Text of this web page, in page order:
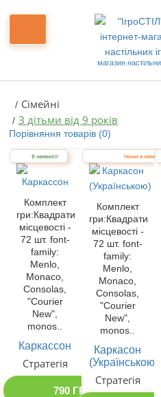
магазин
Сімейні
З дітьми від 9 років
Порівняння товарів (0)
В наявності
Комплект
гри:Квадрати
місцевості -
72 шт. font-
family:
Menlo,
Monaco,
Consolas,
"Courier
New",
monos..
Каркассон
Стратегія
790 ГРН
Немає в
Комплект
гри:Квадрати
місцевості -
72 шт. font-
family:
Menlo,
Monaco,
Consolas,
"Courier
New",
monos..
Каркасон
(Українською)
Стратегія